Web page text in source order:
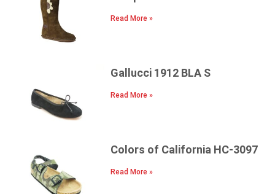
Read More »
Gallucci 1912 BLA S
Read More »
Colors of California HC-3097
Read More »